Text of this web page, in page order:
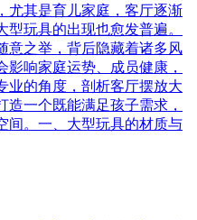
尤其是育儿家庭，客厅逐渐
玩具的出现也愈发普遍。
意之举，背后隐藏着诸多风
响家庭运势、成员健康，
业的角度，剖析客厅摆放大
一个既能满足孩子需求，
间。一、大型玩具的材质与